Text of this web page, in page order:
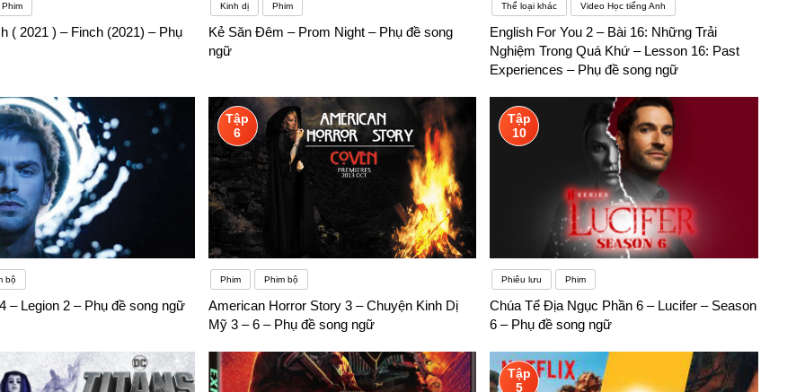
Phim
( 2021 ) – Finch (2021) – Phụ
Kinh dị Phim
Kẻ Săn Đêm – Prom Night – Phụ đề song
ngữ
Thể loại khác Video Học tiếng Anh
English For You 2 – Bài 16: Những Trải
Nghiệm Trong Quá Khứ – Lesson 16: Past
Experiences – Phụ đề song ngữ
bộ
– Legion 2 – Phụ đề song ngữ
Tập
6
Phim Phim bộ
American Horror Story 3 – Chuyện Kinh Dị
Mỹ 3 – 6 – Phụ đề song ngữ
Tập
10
Phiêu lưu Phim
Chúa Tể Địa Ngục Phần 6 – Lucifer – Season
6 – Phụ đề song ngữ
Tập
5